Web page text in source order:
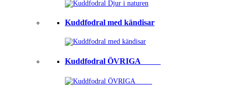
Kuddfodral med kändisar
Kuddfodral ÖVRIGA ⠀⠀⠀